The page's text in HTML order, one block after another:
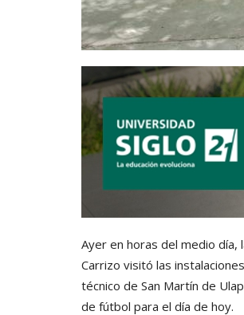
Ayer en horas del medio día,
Carrizo visitó las
técnico de San Martín de
de fútbol para el día de hoy.